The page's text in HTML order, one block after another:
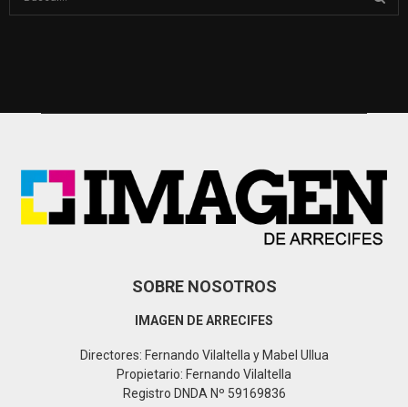
SOBRE NOSOTROS
IMAGEN DE ARRECIFES
Directores: Fernando Vilaltella y Mabel Ullua
Propietario: Fernando Vilaltella
Registro DNDA Nº 59169836